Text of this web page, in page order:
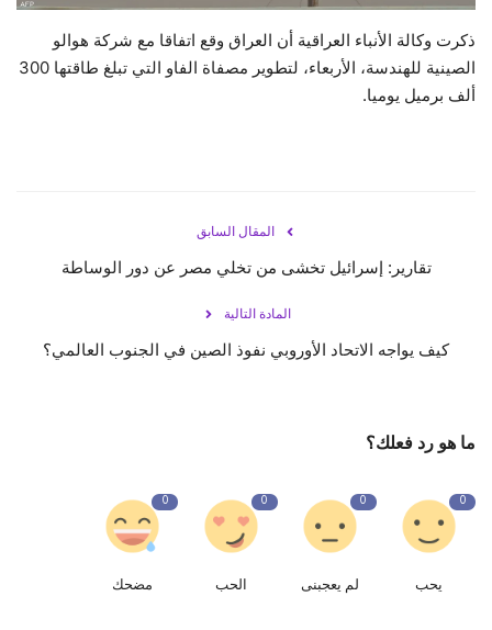
ذكرت وكالة الأنباء العراقية أن العراق وقع اتفاقا مع شركة هوالو
الصينية للهندسة، الأربعاء، لتطوير مصفاة الفاو التي تبلغ طاقتها 300
ألف برميل يوميا.
المقال السابق
تقارير: إسرائيل تخشى من تخلي مصر عن دور الوساطة
المادة التالية
كيف يواجه الاتحاد الأوروبي نفوذ الصين في الجنوب العالمي؟
ما هو رد فعلك؟
0
يحب
0
لم يعجبنى
0
الحب
0
مضحك